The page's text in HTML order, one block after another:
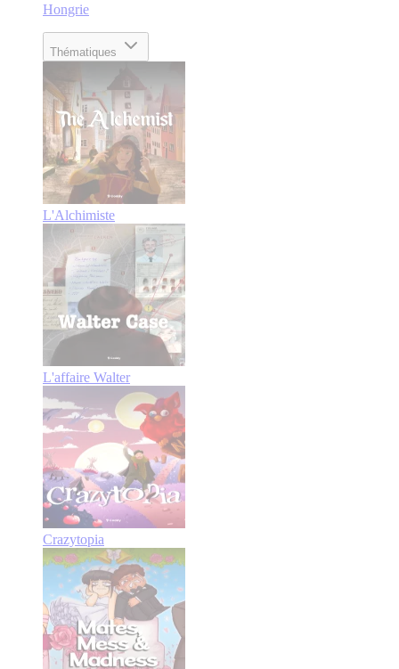
Hongrie
Thématiques
L'Alchimiste
L'affaire Walter
Crazytopia